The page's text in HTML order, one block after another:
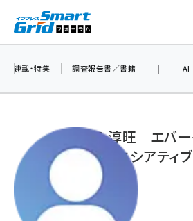
ン
スマートグリッ
蓄電池 (390)
新井 (350)
ペロブスカイト (332)
連載・特集 調査報告書／書籍 | AI
勝又 淳旺 エバ
ジーイニシアティ